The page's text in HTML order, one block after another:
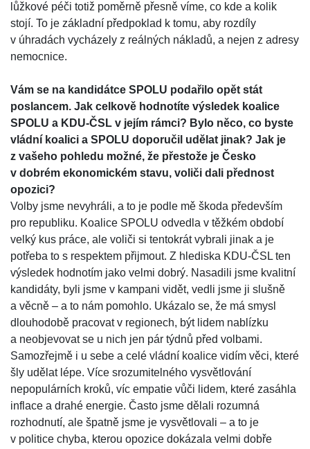
lůžkové péči totiž poměrně přesně víme, co kde a kolik
stojí. To je základní předpoklad k tomu, aby rozdíly
v úhradách vycházely z reálných nákladů, a nejen z adresy
nemocnice.
Vám se na kandidátce SPOLU podařilo opět stát
poslancem. Jak celkově hodnotíte výsledek koalice
SPOLU a KDU-ČSL v jejím rámci? Bylo něco, co byste
vládní koalici a SPOLU doporučil udělat jinak? Jak je
z vašeho pohledu možné, že přestože je Česko
v dobrém ekonomickém stavu, voliči dali přednost
opozici?
Volby jsme nevyhráli, a to je podle mě škoda především
pro republiku. Koalice SPOLU odvedla v těžkém období
velký kus práce, ale voliči si tentokrát vybrali jinak a je
potřeba to s respektem přijmout. Z hlediska KDU-ČSL ten
výsledek hodnotím jako velmi dobrý. Nasadili jsme kvalitní
kandidáty, byli jsme v kampani vidět, vedli jsme ji slušně
a věcně – a to nám pomohlo. Ukázalo se, že má smysl
dlouhodobě pracovat v regionech, být lidem nablízku
a neobjevovat se u nich jen pár týdnů před volbami.
Samozřejmě i u sebe a celé vládní koalice vidím věci, které
šly udělat lépe. Více srozumitelného vysvětlování
nepopulárních kroků, víc empatie vůči lidem, které zasáhla
inflace a drahé energie. Často jsme dělali rozumná
rozhodnutí, ale špatně jsme je vysvětlovali – a to je
v politice chyba, kterou opozice dokázala velmi dobře